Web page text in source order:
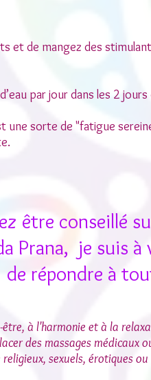
et de mangez des
par jour dans les 2
une sorte de "fatigue
être conseillé
Prana, je suis
de répondre à
être, à l'harmonie et à la
des massages médicaux
sexuels, érotiques